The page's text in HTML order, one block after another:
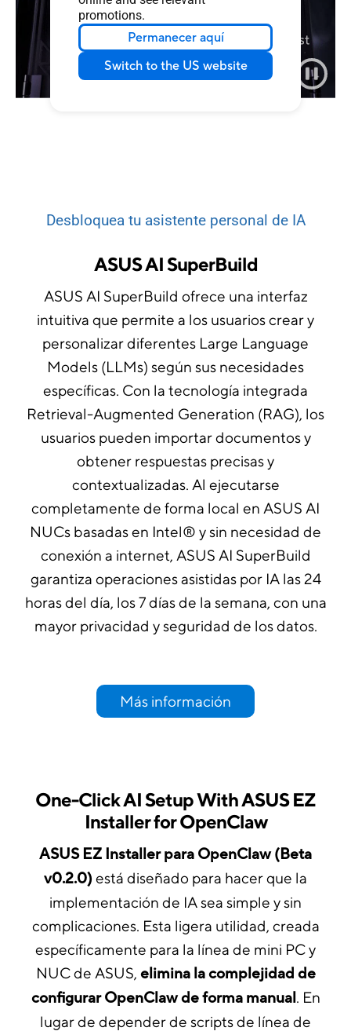
promotions.
Permanecer aquí
Switch to the US website
Built for Extremes
ASUS NUC
Desbloquea tu asistente personal de IA
ASUS AI SuperBuild
ASUS AI SuperBuild ofrece una interfaz
intuitiva que permite a los usuarios crear y
personalizar diferentes Large Language
Models (LLMs) según sus necesidades
específicas. Con la tecnología integrada
Retrieval-Augmented Generation (RAG), los
usuarios pueden importar documentos y
obtener respuestas precisas y
contextualizadas. Al ejecutarse
completamente de forma local en ASUS AI
NUCs basadas en Intel® y sin necesidad de
conexión a internet, ASUS AI SuperBuild
garantiza operaciones asistidas por IA las 24
horas del día, los 7 días de la semana, con una
mayor privacidad y seguridad de los datos.
Más información
One-Click AI Setup With ASUS EZ
Installer for OpenClaw
ASUS EZ Installer para OpenClaw (Beta
v0.2.0)está diseñado para hacer que la
implementación de IA sea simple y sin
complicaciones. Esta ligera utilidad, creada
específicamente para la línea de mini PC y
NUC de ASUS, elimina la complejidad de
configurar OpenClaw de forma manual. En
lugar de depender de scripts de línea de